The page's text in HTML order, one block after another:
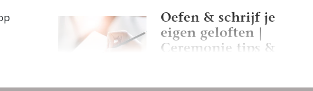
Oefen & schrijf je
eigen geloften |
Ceremonie tips &